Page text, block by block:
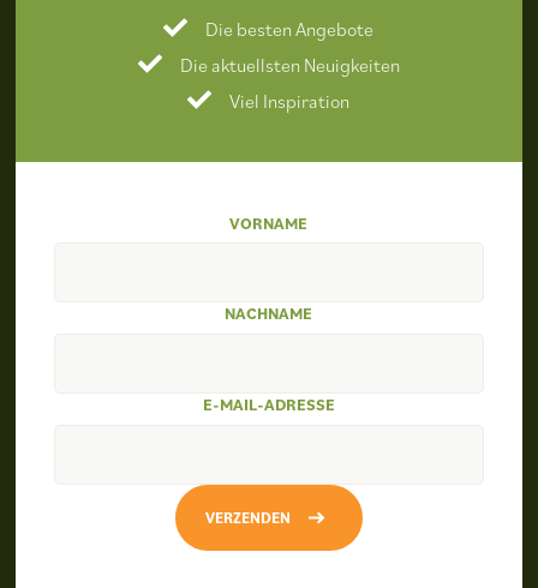
Die besten Angebote
Die aktuellsten Neuigkeiten
Viel Inspiration
VORNAME
NACHNAME
E-MAIL-ADRESSE
VERZENDEN